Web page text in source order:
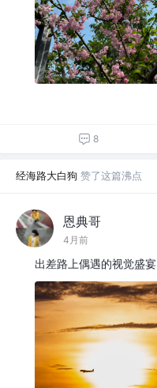
8
经海路大白狗 赞了这篇沸点
恩典哥
4月前
出差路上偶遇的视觉盛宴